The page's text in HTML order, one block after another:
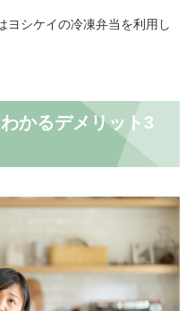
ヨシケイの冷凍弁当を利用し
かるデメリット3